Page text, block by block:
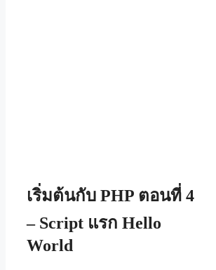
เริ่มต้นกับ PHP ตอนที่ 4
– Script แรก Hello
World